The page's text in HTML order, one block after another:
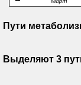
Пути
Выделяют 3